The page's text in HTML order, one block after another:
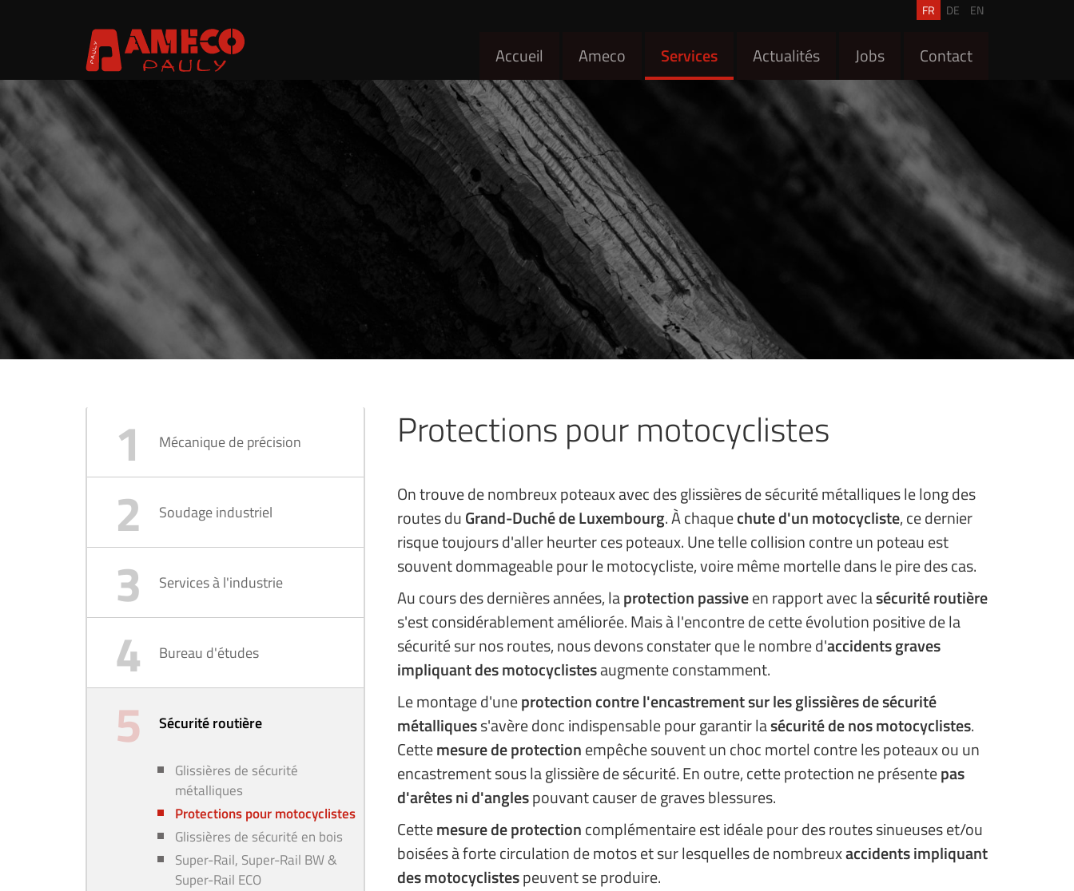
FR DE EN
Accueil Ameco Services Actualités Jobs Contact
Mécanique de précision
Soudage industriel
Services à l'industrie
Bureau d'études
Sécurité routière
Glissières de sécurité
métalliques
Protections pour motocyclistes
Glissières de sécurité en bois
Super-Rail, Super-Rail BW &
Super-Rail ECO
Protections pour motocyclistes
On trouve de nombreux poteaux avec des glissières de sécurité métalliques le long des
routes duGrand-Duché de Luxembourg. À chaquechute d'un motocycliste, ce dernier
risque toujours d'aller heurter ces poteaux. Une telle collision contre un poteau est
souvent dommageable pour le motocycliste, voire même mortelle dans le pire des cas.
Au cours des dernières années, laprotection passiveen rapport avec lasécurité routière
s'est considérablement améliorée. Mais à l'encontre de cette évolution positive de la
sécurité sur nos routes, nous devons constater que le nombre d'accidents graves
impliquant des motocyclistesaugmente constamment.
Le montage d'uneprotection contre l'encastrement sur les glissières de sécurité
métalliquess'avère donc indispensable pour garantir lasécurité de nos motocyclistes.
Cettemesure de protectionempêche souvent un choc mortel contre les poteaux ou un
encastrement sous la glissière de sécurité. En outre, cette protection ne présentepas
d'arêtes ni d'anglespouvant causer de graves blessures.
Cettemesure de protectioncomplémentaire est idéale pour des routes sinueuses et/ou
boisées à forte circulation de motos et sur lesquelles de nombreuxaccidents impliquant
des motocyclistespeuvent se produire.